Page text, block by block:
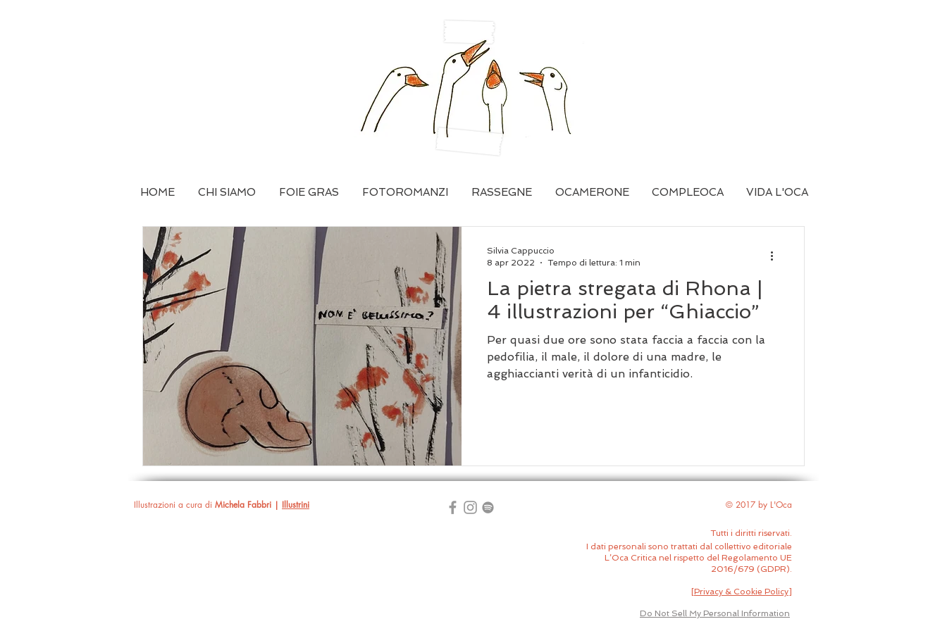
HOME CHI SIAMO FOIE GRAS FOTOROMANZI RASSEGNE OCAMERONE COMPLEOCA VIDA L'OCA
La pietra stregata di Rhona |
4 illustrazioni per “Ghiaccio”
Per quasi due ore sono stata faccia a faccia con la
pedofilia, il male, il dolore di una madre, le
agghiaccianti verità di un infanticidio.
Silvia Cappuccio
8 apr 2022
Tempo di lettura: 1 min
Illustrazioni a cura di Michela Fabbri | Illustrini © 2017 by L'Oca
Tutti i diritti riservati.
I dati personali sono trattati dal collettivo editoriale
L’Oca Critica nel rispetto del Regolamento UE
2016/679 (GDPR).
[Privacy & Cookie Policy]
Do Not Sell My Personal Information